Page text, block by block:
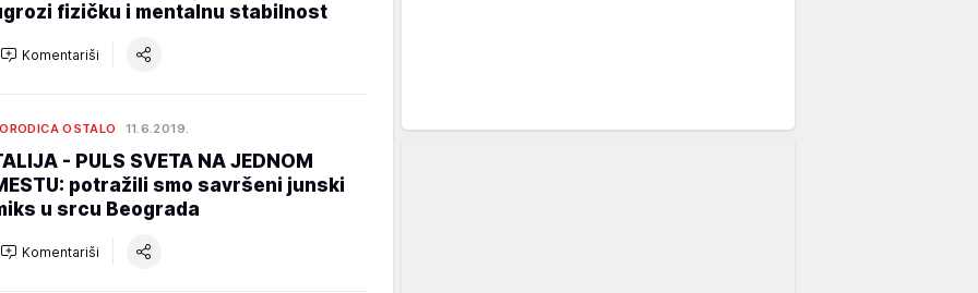
fizičku i mentalnu stabilnost
Komentariši
OSTALO 11.6.2019.
- PULS SVETA NA JEDNOM
potražili smo savršeni junski
u srcu Beograda
Komentariši